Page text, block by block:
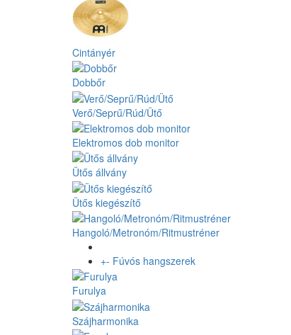
Cintányér
Dobbőr
Verő/Seprű/Rúd/Ütő
Elektromos dob monitor
Ütős állvány
Ütős kiegészítő
Hangoló/Metronóm/Ritmustréner
+- Fúvós hangszerek
Furulya
Szájharmonika